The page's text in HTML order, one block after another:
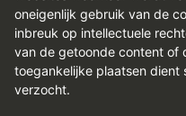
oneigenlijk gebruik van de
inbreuk op intellectuele
van de getoonde content of
toegankelijke plaatsen dient
verzocht.